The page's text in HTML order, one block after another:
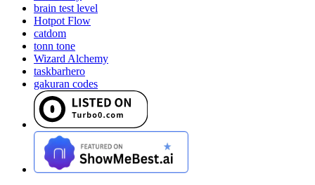
brain test level
Hotpot Flow
catdom
tonn tone
Wizard Alchemy
taskbarhero
gakuran codes